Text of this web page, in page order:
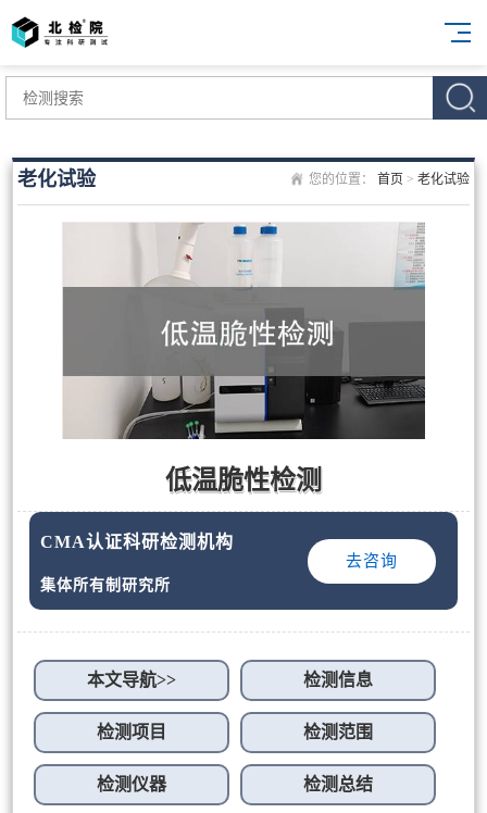
您的位置： 首页 > 老化试验
老化试验
低温脆性检测
CMA认证科研检测机构
集体所有制研究所
去咨询
本文导航>> 检测信息
检测项目 检测范围
检测仪器 检测总结